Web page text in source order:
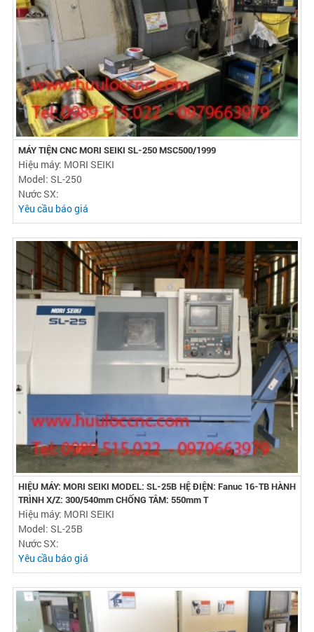
MÁY TIỆN CNC MORI SEIKI SL-250 MSC500/1999
Hiệu máy: MORI SEIKI
Model: SL-250
Nước SX:
Yêu cầu báo giá
HIỆU MÁY: MORI SEIKI MODEL: SL-25B HỆ ĐIỆN: Fanuc 16-TB HÀNH
TRÌNH X/Z: 300/540mm CHỐNG TÂM: 550mm T
Hiệu máy: MORI SEIKI
Model: SL-25B
Nước SX:
Yêu cầu báo giá